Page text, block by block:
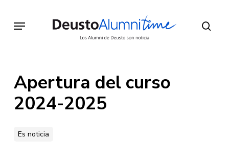
main
Menu
Apertura del curso
2024-2025
Es noticia